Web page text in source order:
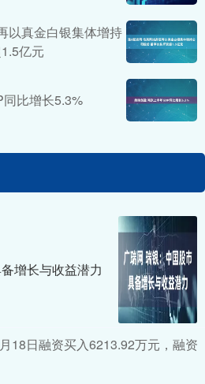
以真金白银集体增持
亿元
比增长5.3%
增长与收益潜力
18日融资买入6213.92万元，融资